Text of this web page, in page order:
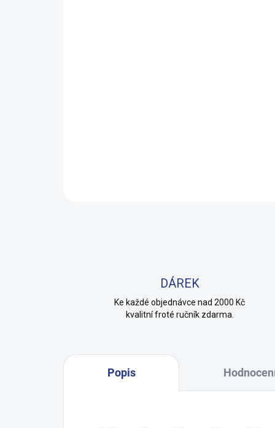
DÁREK
Ke každé objednávce nad 2000 Kč
kvalitní froté ručník zdarma.
Popis